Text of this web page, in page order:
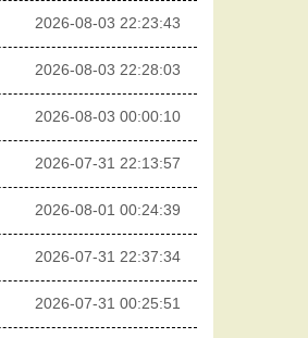
2026-08-03 22:23:43
2026-08-03 22:28:03
2026-08-03 00:00:10
2026-07-31 22:13:57
2026-08-01 00:24:39
2026-07-31 22:37:34
2026-07-31 00:25:51